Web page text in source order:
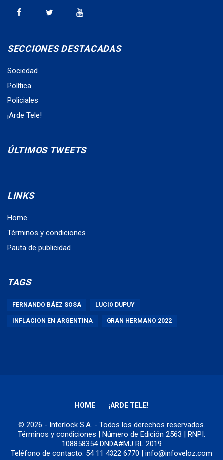
SECCIONES DESTACADAS
Sociedad
Política
Policiales
¡Arde Tele!
ÚLTIMOS TWEETS
LINKS
Home
Términos y condiciones
Pauta de publicidad
TAGS
FERNANDO BÁEZ SOSA LUCIO DUPUY
INFLACION EN ARGENTINA GRAN HERMANO 2022
HOME ¡ARDE TELE!
© 2026 - Interlock S.A. - Todos los derechos reservados.
Términos y condiciones | Número de Edición 2563 | RNPI:
108858354 DNDA#MJ RL 2019
Teléfono de contacto: 54 11 4322 6770 | info@infoveloz.com